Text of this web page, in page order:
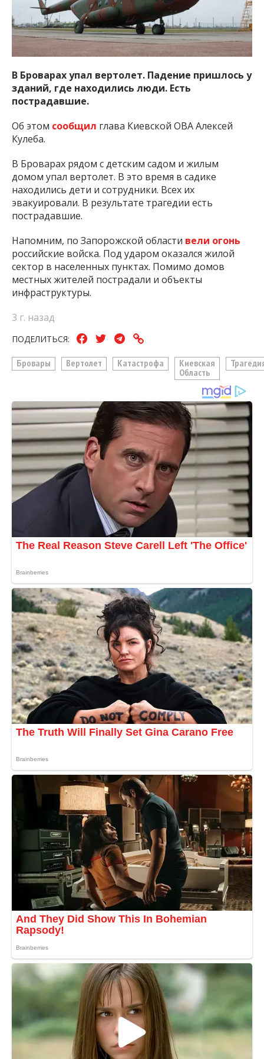
важную информацию о событиях
города Запорожья и области.
В Броварах упал вертолет. Падение пришлось у
зданий, где находились люди. Есть
пострадавшие.
Об этом сообщил глава Киевской ОВА Алексей
Кулеба.
В Броварах рядом с детским садом и жилым
домом упал вертолет. В это время в садике
находились дети и сотрудники. Всех их
эвакуировали. В результате трагедии есть
пострадавшие.
Напомним, по Запорожской области вели огонь
российские войска. Под ударом оказался жилой
сектор в населенных пунктах. Помимо домов
местных жителей пострадали и объекты
инфраструктуры.
3 г. назад
ПОДЕЛИТЬСЯ:
Бровары Вертолет Катастрофа
Киевская
Область